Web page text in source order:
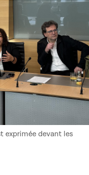
exprimée devant les